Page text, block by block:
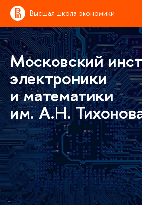
Высшая школа экономики
Московский
электроники
и математики
им. А.Н.